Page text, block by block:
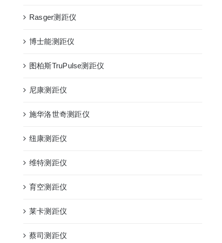
Rasger测距仪
博士能测距仪
图柏斯TruPulse测距仪
尼康测距仪
施华洛世奇测距仪
纽康测距仪
维特测距仪
育空测距仪
莱卡测距仪
蔡司测距仪